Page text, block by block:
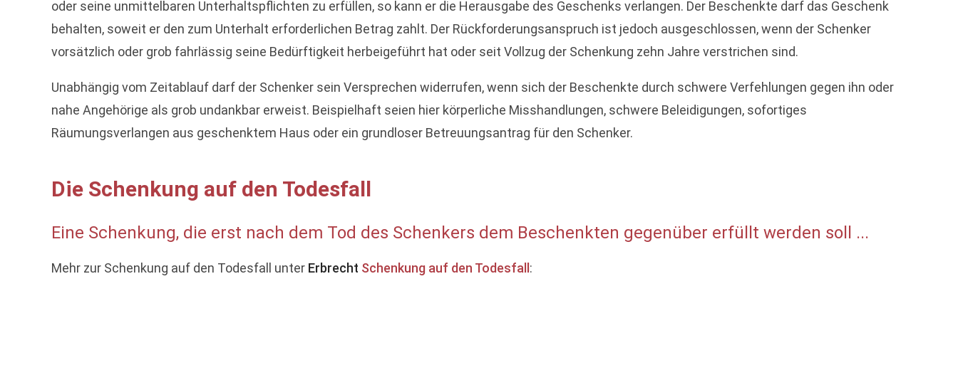
oder seine unmittelbaren Unterhaltspflichten zu erfüllen, so kann er die Herausgabe des Geschenks verlangen. Der Beschenkte darf das Geschenk
behalten, soweit er den zum Unterhalt erforderlichen Betrag zahlt. Der Rückforderungsanspruch ist jedoch ausgeschlossen, wenn der Schenker
vorsätzlich oder grob fahrlässig seine Bedürftigkeit herbeigeführt hat oder seit Vollzug der Schenkung zehn Jahre verstrichen sind.
Unabhängig vom Zeitablauf darf der Schenker sein Versprechen widerrufen, wenn sich der Beschenkte durch schwere Verfehlungen gegen ihn oder
nahe Angehörige als grob undankbar erweist. Beispielhaft seien hier körperliche Misshandlungen, schwere Beleidigungen, sofortiges
Räumungsverlangen aus geschenktem Haus oder ein grundloser Betreuungsantrag für den Schenker.
Die Schenkung auf den Todesfall
Eine Schenkung, die erst nach dem Tod des Schenkers dem Beschenkten gegenüber erfüllt werden soll ...
Mehr zur Schenkung auf den Todesfall unter Erbrecht Schenkung auf den Todesfall :